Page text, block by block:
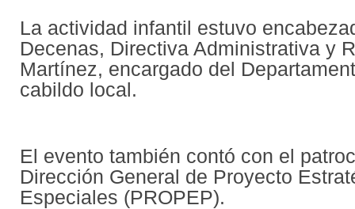
La actividad infantil estuvo
Decenas, Directiva Administrativa y
Martínez, encargado del
cabildo local.
El evento también contó con el
Dirección General de Proyecto
Especiales (PROPEP).